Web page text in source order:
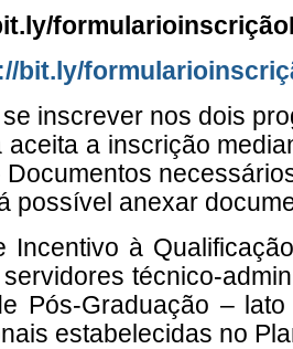
bit.ly/
inscrever nos dois
aceita a inscrição
Documentos
possível anexar
Incentivo à
técnico-
Pós-Graduação –
estabelecidas no